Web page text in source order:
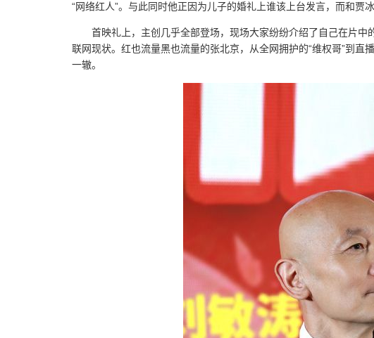
“网络红人”。与此同时他正因为儿子的婚礼上谁该上台发言，而和贾
首映礼上，主创几乎全部登场，现场大家纷纷介绍了自己在片
联网现状。红也流量黑也流量的张北京，从全网拥护的“维权哥”到
一辙。